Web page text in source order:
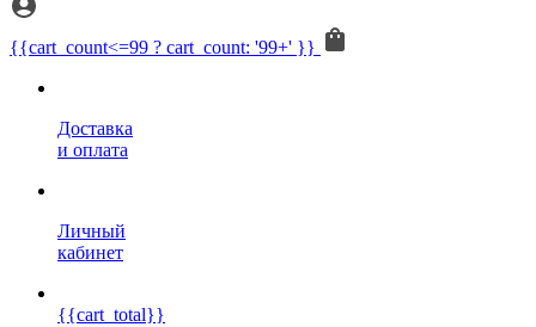
{{cart_count<=99 ? cart_count: '99+' }}
Доставка
и оплата
Личный
кабинет
{{cart_total}}